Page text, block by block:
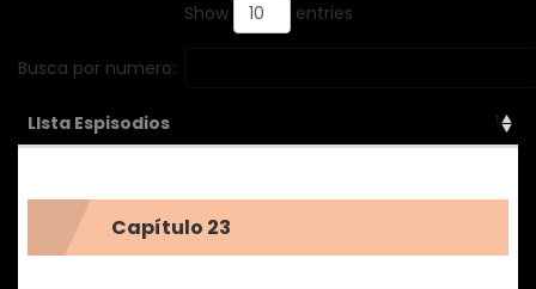
supervivencia de su hija!
Show entries
Busca por numero:
LIsta Espisodios
Capítulo 23